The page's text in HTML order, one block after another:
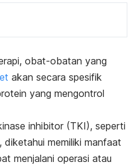
obat-obatan yang
akan secara spesifik
yang mengontrol
inhibitor (TKI), seperti
, diketahui memiliki manfaat
menjalani operasi atau